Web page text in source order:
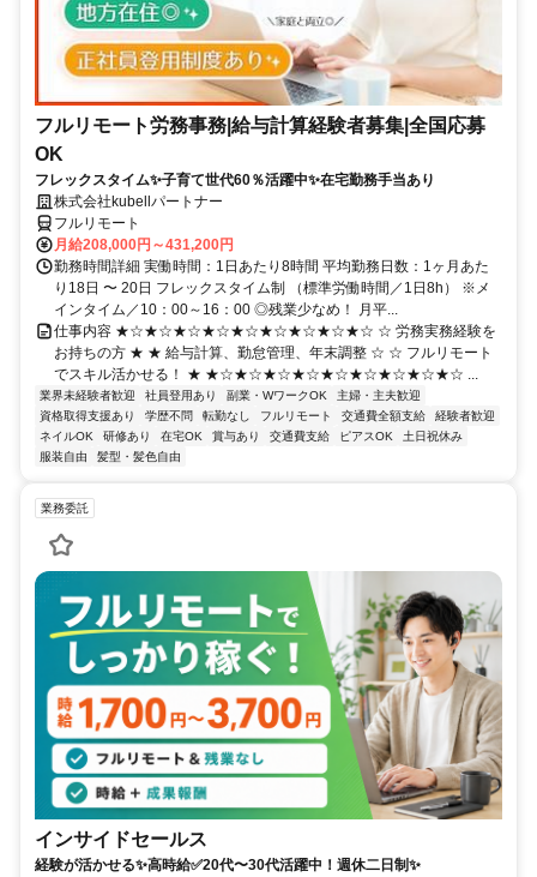
フルリモート労務事務|給与計算経験者募集|全国応募
OK
フレックスタイム✨子育て世代60％活躍中✨在宅勤務手当あり
株式会社kubellパートナー
フルリモート
月給208,000円～431,200円
勤務時間詳細 実働時間：1日あたり8時間 平均勤務日数：1ヶ月あた
り18日 〜 20日 フレックスタイム制 （標準労働時間／1日8h） ※メ
インタイム／10：00～16：00 ◎残業少なめ！ 月平...
仕事内容 ★☆★☆★☆★☆★☆★☆★☆★☆★☆ ☆ 労務実務経験を
お持ちの方 ★ ★ 給与計算、勤怠管理、年末調整 ☆ ☆ フルリモート
でスキル活かせる！ ★ ★☆★☆★☆★☆★☆★☆★☆★☆★☆ ...
業界未経験者歓迎 社員登用あり 副業・WワークOK
主婦・主夫歓迎
資格取得支援あり
学歴不問 転勤なし フルリモート 交通費全額支給
経験者歓迎
ネイルOK
研修あり 在宅OK 賞与あり 交通費支給 ピアスOK
土日祝休み
服装自由
髪型・髪色自由
業務委託
インサイドセールス
経験が活かせる✨高時給✅20代〜30代活躍中！週休二日制✨